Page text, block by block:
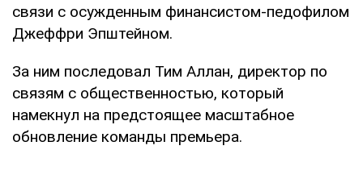
связи с осужденным финансистом-педофилом
Джеффри Эпштейном.
За ним последовал Тим Аллан, директор по
связям с общественностью, который
намекнул на предстоящее масштабное
обновление команды премьера.